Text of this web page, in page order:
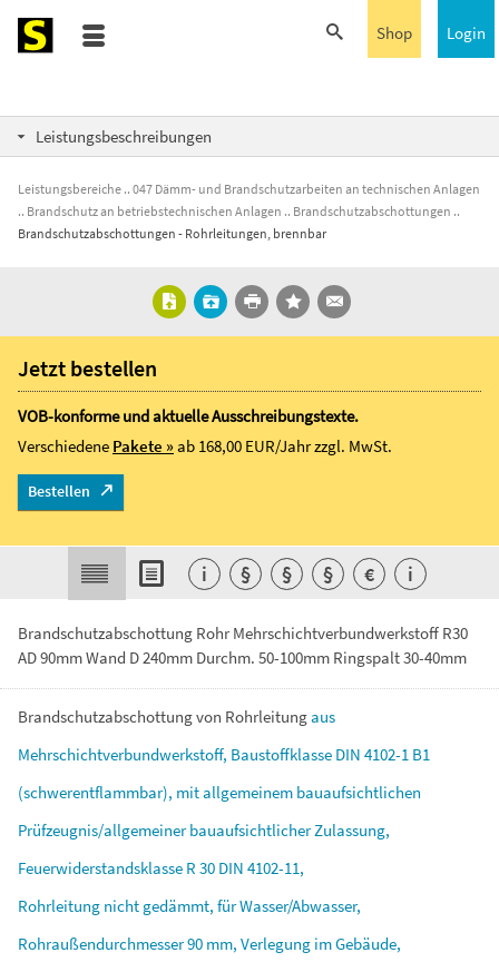
Login
Shop
Leistungsbeschreibungen
Leistungsbereiche
047 Dämm- und Brandschutzarbeiten an technischen Anlagen
Brandschutz an betriebstechnischen Anlagen
Brandschutzabschottungen
Brandschutzabschottungen - Rohrleitungen, brennbar
Brandschutzabschottung Rohr Mehrschichtverbundwerkstoff R30
AD 90mm Wand D 240mm Durchm. 50-100mm Ringspalt 30-40mm
Brandschutzabschottungvon Rohrleitungaus
Mehrschichtverbundwerkstoff, Baustoffklasse DIN 4102-1 B1
(schwerentflammbar), mitallgemeinem bauaufsichtlichen
Prüfzeugnis/allgemeinerbauaufsichtlicherZulassung,
Feuerwiderstandsklasse R 30 DIN 4102-11,
Rohrleitung nicht gedämmt, fürWasser/Abwasser,
Rohraußendurchmesser90 mm, Verlegung imGebäude,
Jetzt bestellen
VOB-konforme und aktuelle Ausschreibungstexte.
Verschiedene Pakete »ab 168,00 EUR/Jahrzzgl. MwSt.
Bestellen
i § § § € i